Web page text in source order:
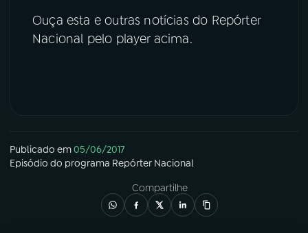
Ouça esta e outras notícias do Repórter
Nacional pelo player acima.
Publicado em05/06/2017
Episódio do programa Repórter Nacional
Compartilhe